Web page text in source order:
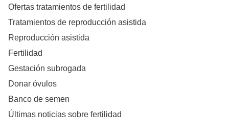
Ofertas tratamientos de fertilidad
Tratamientos de reproducción asistida
Reproducción asistida
Fertilidad
Gestación subrogada
Donar óvulos
Banco de semen
Últimas noticias sobre fertilidad